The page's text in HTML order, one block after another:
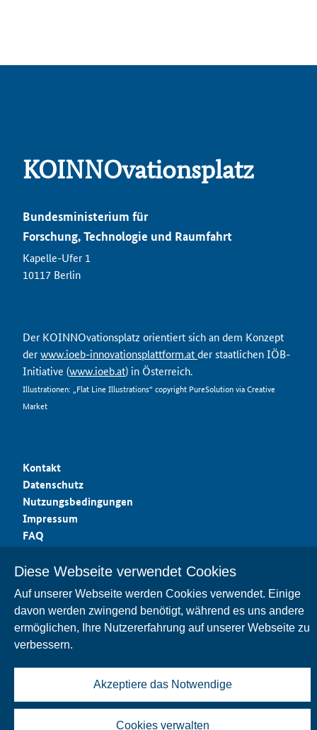
Diese Webseite verwendet Cookies
Auf unserer Webseite werden Cookies verwendet. Einige
davon werden zwingend benötigt, während es uns andere
ermöglichen, Ihre Nutzererfahrung auf unserer Webseite zu
verbessern.
Akzeptiere das Notwendige
Cookies verwalten
KOINNOvationsplatz
Bundesministerium für
Forschung, Technologie und Raumfahrt
Kapelle-Ufer 1
10117 Berlin
Der KOINNOvationsplatz orientiert sich an dem Konzept
derwww.ioeb-innovationsplattform.atder staatlichen IÖB-
Initiative (www.ioeb.at) in Österreich.
Illustrationen: „Flat Line Illustrations“ copyright PureSolution via Creative
Market
Kontakt
Datenschutz
Nutzungsbedingungen
Impressum
FAQ